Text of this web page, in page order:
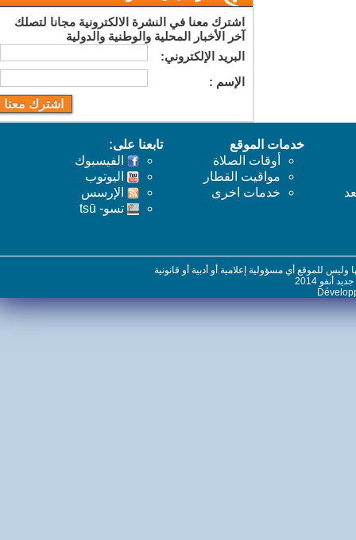
اشترك معنا في النشرة الالكترونية مجانا لتصلك
آخر الأخبار المحلية والوطنية والدولية
البريد اﻹلكتروني:
اﻹسم :
خدمات الموقع
أوقات الصلاة
مواقيت القطار
خدمات اخرى
تابعنا على:
الفيسبوك
اليوتوب
اﻹرسس
تسو- tsū
للموقع أي مسؤولية إعلامية أو أدبية أو قانونية
2014